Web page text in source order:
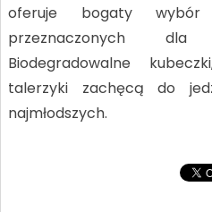
oferuje bogaty
przeznaczonych dla
Biodegradowalne
talerzyki zachęcą do
najmłodszych.